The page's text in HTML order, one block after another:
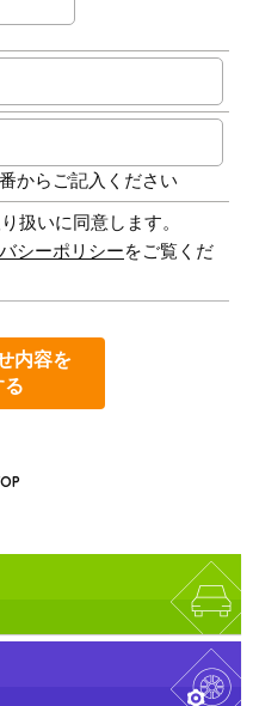
からご記入ください
扱いに同意します。
シーポリシーをご覧くだ
内容を
る